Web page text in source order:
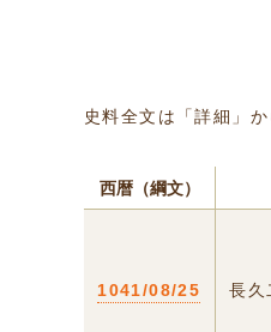
史料全文は「詳細」
西暦（綱文）
1041/08/25 長久